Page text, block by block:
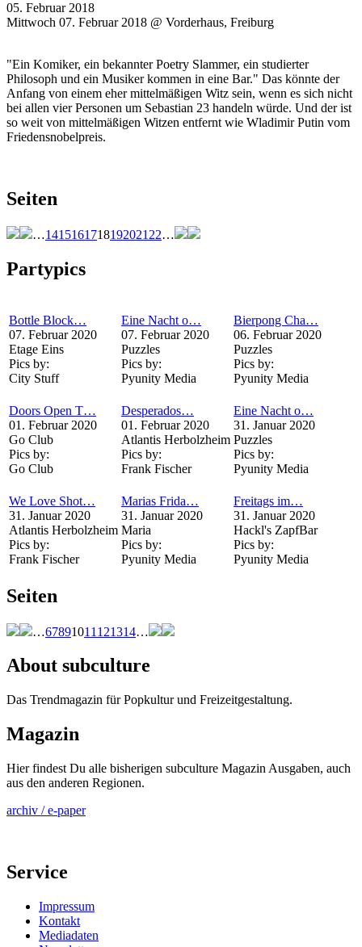
05. Februar 2018
Mittwoch 07. Februar 2018 @ Vorderhaus, Freiburg
"Ein Komiker, ein bekannter Poetry Slammer, ein studierter
Philosoph und ein Musiker kommen in eine Bar." Das könnte der
Anfang von einem eher mittelmäßigen Witz sein, wenn es sich nicht
bei allen vier Personen um Sebastian 23 handeln würde. Und der ist
so weit von mittelmäßigen Witzen entfernt wie Wladimir Putin vom
Friedensnobelpreis.
Seiten
…1415161718192021 22…
Partypics
Bottle Block…
07. Februar 2020
Etage Eins
Pics by:
City Stuff
Eine Nacht o…
07. Februar 2020
Puzzles
Pics by:
Pyunity Media
Bierpong Cha…
06. Februar 2020
Puzzles
Pics by:
Pyunity Media
Doors Open T…
01. Februar 2020
Go Club
Pics by:
Go Club
Desperados…
01. Februar 2020
Atlantis Herbolzheim
Pics by:
Frank Fischer
Eine Nacht o…
31. Januar 2020
Puzzles
Pics by:
Pyunity Media
We Love Shot…
31. Januar 2020
Atlantis Herbolzheim
Pics by:
Frank Fischer
Marias Frida…
31. Januar 2020
Maria
Pics by:
Pyunity Media
Freitags im…
31. Januar 2020
Hackl's ZapfBar
Pics by:
Pyunity Media
Seiten
…67891011 121314…
About subculture
Das Trendmagazin für Popkultur und Freizeitgestaltung.
Magazin
Hier findest Du alle bisherigen subculture Magazin Ausgaben, auch
aus den anderen Regionen.
archiv / e-paper
Service
Impressum
Kontakt
Mediadaten